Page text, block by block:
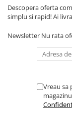
Descopera oferta
simplu si rapid! Ai
Newsletter Nu rata
Vreau sa